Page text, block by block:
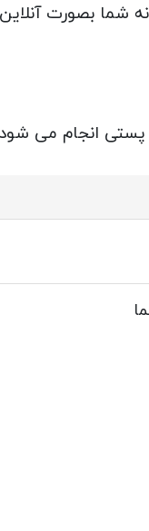
شما بصورت
پستی انجام می